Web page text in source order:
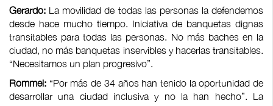
Gerardo: La movilidad de todas las personas la defendemos
desde hace mucho tiempo. Iniciativa de banquetas dignas
transitables para todas las personas. No más baches en la
ciudad, no más banquetas inservibles y hacerlas transitables.
“Necesitamos un plan progresivo”.
Rommel: “Por más de 34 años han tenido la oportunidad de
desarrollar una ciudad inclusiva y no la han hecho”. La